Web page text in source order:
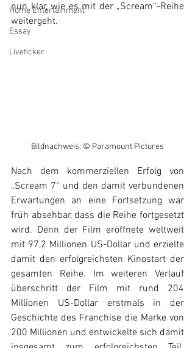
Home Entertainment
Essay
Liveticker
nun klar, wie es mit der „Scream“-Reihe
weitergeht.
Bildnachweis: © Paramount Pictures
Nach dem kommerziellen Erfolg von
„Scream 7“ und den damit verbundenen
Erwartungen an eine Fortsetzung war
früh absehbar, dass die Reihe fortgesetzt
wird. Denn der Film eröffnete weltweit
mit 97,2 Millionen US-Dollar und erzielte
damit den erfolgreichsten Kinostart der
gesamten Reihe. Im weiteren Verlauf
überschritt der Film mit rund 204
Millionen US-Dollar erstmals in der
Geschichte des Franchise die Marke von
200 Millionen und entwickelte sich damit